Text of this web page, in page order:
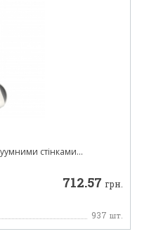
стінками...
712.57 грн.
937 шт.